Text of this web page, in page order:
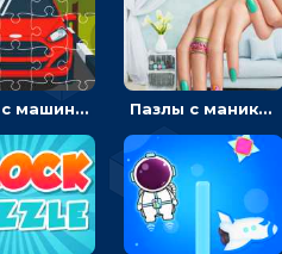
Пазлы с машинами Форд: собирать картинки и открывать новые Пазлы с маникюром: собери идеальный рисунок для ногтей